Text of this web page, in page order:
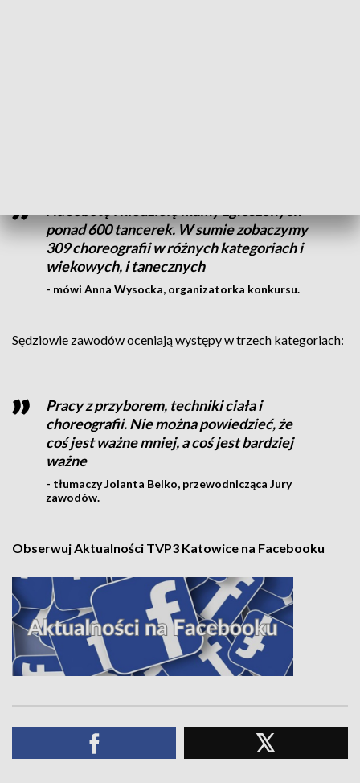
ponad 600 tancerek. W sumie zobaczymy
309 choreografii w różnych kategoriach i
wiekowych, i tanecznych
- mówi Anna Wysocka, organizatorka konkursu.
Sędziowie zawodów oceniają występy w trzech kategoriach:
Pracy z przyborem, techniki ciała i
choreografii. Nie można powiedzieć, że
coś jest ważne mniej, a coś jest bardziej
ważne
- tłumaczy Jolanta Belko, przewodnicząca Jury
zawodów.
Obserwuj Aktualności TVP3 Katowice na Facebooku